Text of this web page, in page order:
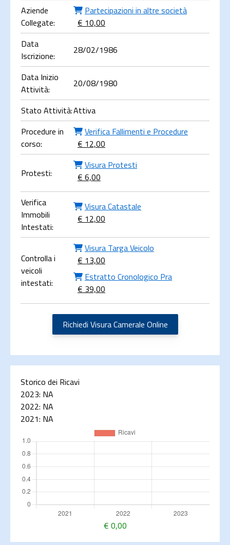
Aziende
Collegate:
Partecipazioni in altre società
€ 10,00
Data
Iscrizione:
28/02/1986
Data Inizio
Attività:
20/08/1980
Stato Attività:Attiva
Procedure in
corso:
Verifica Fallimenti e Procedure
€ 12,00
Protesti:
Visura Protesti
€ 6,00
Verifica
Immobili
Intestati:
Visura Catastale
€ 12,00
Controlla i
veicoli
intestati:
Visura Targa Veicolo
€ 13,00
Estratto Cronologico Pra
€ 39,00
Richiedi Visura Camerale Online
Storico dei Ricavi
2023: NA
2022: NA
2021: NA
€ 0,00